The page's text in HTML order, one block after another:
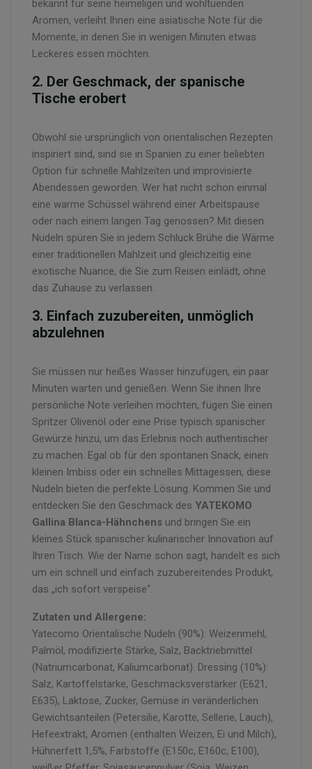
bekannt für seine heimeligen und wohltuenden
Aromen, verleiht Ihnen eine asiatische Note für die
Momente, in denen Sie in wenigen Minuten etwas
Leckeres essen möchten.
2. Der Geschmack, der spanische
Tische erobert
Obwohl sie ursprünglich von orientalischen Rezepten
inspiriert sind, sind sie in Spanien zu einer beliebten
Option für schnelle Mahlzeiten und improvisierte
Abendessen geworden. Wer hat nicht schon einmal
eine warme Schüssel während einer Arbeitspause
oder nach einem langen Tag genossen? Mit diesen
Nudeln spüren Sie in jedem Schluck Brühe die Wärme
einer traditionellen Mahlzeit und gleichzeitig eine
exotische Nuance, die Sie zum Reisen einlädt, ohne
das Zuhause zu verlassen.
3. Einfach zuzubereiten, unmöglich
abzulehnen
Sie müssen nur heißes Wasser hinzufügen, ein paar
Minuten warten und genießen. Wenn Sie ihnen Ihre
persönliche Note verleihen möchten, fügen Sie einen
Spritzer Olivenöl oder eine Prise typisch spanischer
Gewürze hinzu, um das Erlebnis noch authentischer
zu machen. Egal ob für den spontanen Snack, einen
kleinen Imbiss oder ein schnelles Mittagessen, diese
Nudeln bieten die perfekte Lösung. Kommen Sie und
entdecken Sie den Geschmack des YATEKOMO
Gallina Blanca-Hähnchens und bringen Sie ein
kleines Stück spanischer kulinarischer Innovation auf
Ihren Tisch. Wie der Name schon sagt, handelt es sich
um ein schnell und einfach zuzubereitendes Produkt,
das „ich sofort verspeise“.
Zutaten und Allergene:
Yatecomo Orientalische Nudeln (90%): Weizenmehl,
Palmöl, modifizierte Stärke, Salz, Backtriebmittel
(Natriumcarbonat, Kaliumcarbonat). Dressing (10%):
Salz, Kartoffelstärke, Geschmacksverstärker (E621,
E635), Laktose, Zucker, Gemüse in veränderlichen
Gewichtsanteilen (Petersilie, Karotte, Sellerie, Lauch),
Hefeextrakt, Aromen (enthalten Weizen, Ei und Milch),
Hühnerfett 1,5%, Farbstoffe (E150c, E160c, E100),